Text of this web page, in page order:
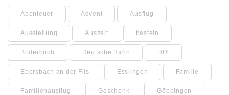
Abenteuer Advent Ausflug
Ausstellung Auszeit basteln
Bilderbuch Deutsche Bahn DIY
Ebersbach an der Fils Esslingen Familie
Familienausflug Geschenk Göppingen